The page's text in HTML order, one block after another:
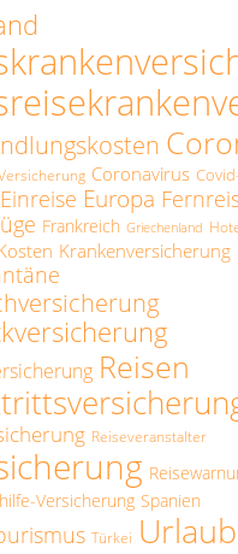
Coronavirus
Einreise Europa
Frankreich Griechenland
Krankenversicherung
Reisen
Reiseveranstalter
Versicherung Spanien
Türkei Urlaub